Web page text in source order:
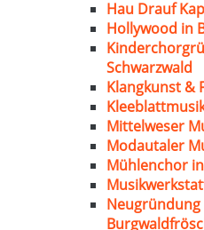
Hau Drauf
Hollywood in
Schwarzwald
Klangkunst &
Mittelweser
Modautaler
Mühlenchor
Neugründung